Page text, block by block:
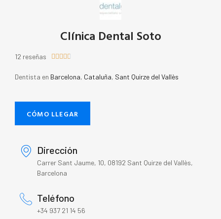
Clínica Dental Soto
12 reseñas     
Dentista en Barcelona, Cataluña, Sant Quirze del Vallès
CÓMO LLEGAR
Dirección
Carrer Sant Jaume, 10, 08192 Sant Quirze del Vallès,
Barcelona
Teléfono
+34 937 21 14 56